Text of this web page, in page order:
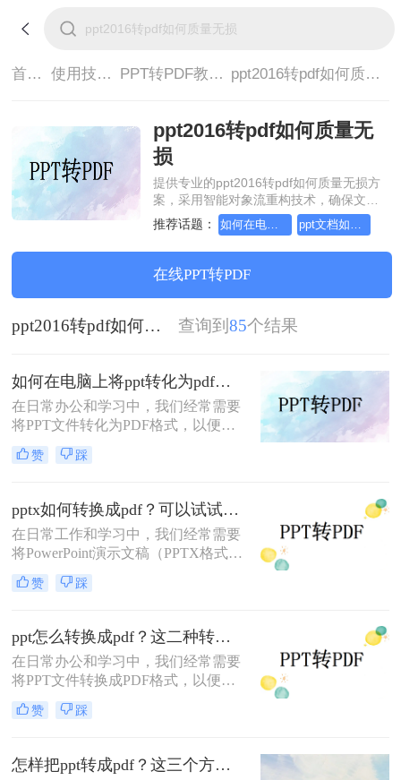
首页> 使用技巧> PPT转PDF教程> ppt2016转pdf如何质量无损
ppt2016转pdf如何质量无
损
提供专业的ppt2016转pdf如何质量无损方
案，采用智能对象流重构技术，确保文档
1:1高保真还原且排版不乱码。支持一键批
量处理，全链路 SSL 加密保障隐私安全。
助您快速实现ppt2016转pdf如何质量无
损，无需安装，高效办公。
推荐话题： 如何在电脑上将ppt转化为pdf
在线PPT转PDF
ppt2016转pdf如何质量无损 查询到 85个结果
如何在电脑上将ppt转化为pdf？分享三个实用且易学的转换方法！
在日常办公和学习中，我们经常需要
将PPT文件转化为PDF格式，以便更
好地进行分享、打印或存档。那么如
何在电脑上将PPT转化为PDF呢？本
PDF的方法。
赞 踩
pptx如何转换成pdf？可以试试这三个转换方法！
在日常工作和学习中，我们经常需要
将PowerPoint演示文稿（PPTX格式）
转换为PDF格式，以便更广泛地分
享、打印或保证在不同设备上的一致
Format）因其跨平台兼容性和保持文
档格式不变的特性而备受欢迎。那么
pptx如何转换成pdf呢？本文将详细介
绍几种将PPTX转换为PDF的高效方
法，帮助您轻松完成转换任务。
赞 踩
ppt怎么转换成pdf？这二种转换方法非常实用！
在日常办公和学习中，我们经常需要
将PPT文件转换成PDF格式，以便更
好地进行分享、打印或存档。那么
PPT怎么转换成PDF呢？本文将介绍
赞 踩
怎样把ppt转成pdf？这三个方法让你办公更高效！